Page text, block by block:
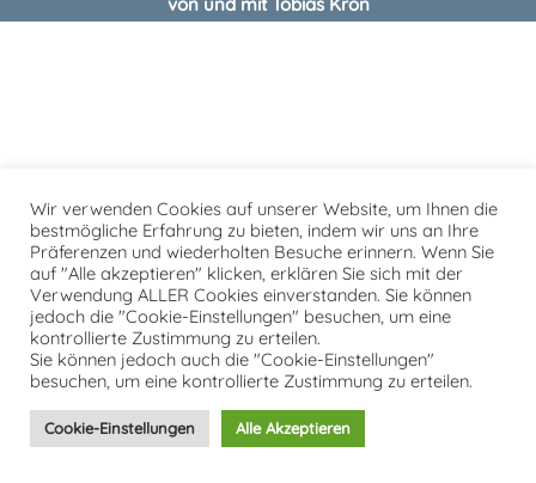
Wir verwenden Cookies auf unserer Website, um Ihnen die
bestmögliche Erfahrung zu bieten, indem wir uns an Ihre
Präferenzen und wiederholten Besuche erinnern. Wenn Sie
auf "Alle akzeptieren" klicken, erklären Sie sich mit der
Verwendung ALLER Cookies einverstanden. Sie können
jedoch die "Cookie-Einstellungen" besuchen, um eine
kontrollierte Zustimmung zu erteilen.
Sie können jedoch auch die "Cookie-Einstellungen"
besuchen, um eine kontrollierte Zustimmung zu erteilen.
Cookie-Einstellungen Alle Akzeptieren